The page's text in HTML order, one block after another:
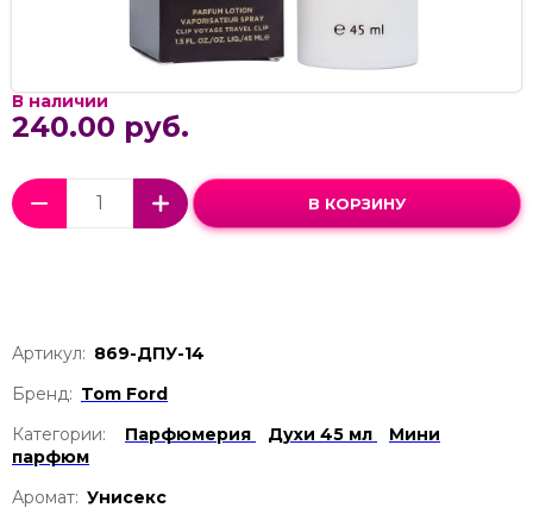
В наличии
240.00 руб.
В КОРЗИНУ
Артикул: 869-ДПУ-14
Бренд: Tom Ford
Категории:
Парфюмерия Духи 45 мл
Мини
парфюм
Аромат: Унисекс